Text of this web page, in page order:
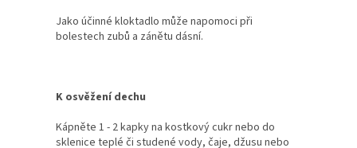
Jako účinné kloktadlo může napomoci při
bolestech zubů a zánětu dásní.
K osvěžení dechu
Kápněte 1 - 2 kapky na kostkový cukr nebo do
sklenice teplé či studené vody, čaje, džusu nebo